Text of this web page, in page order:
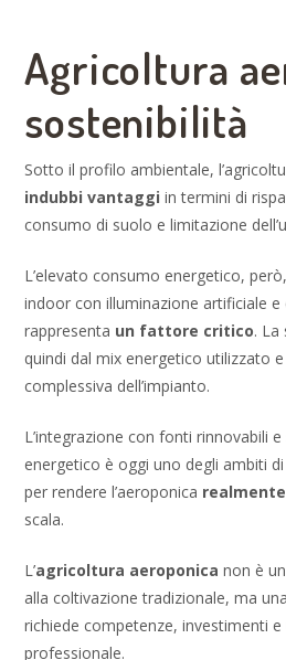
Agricoltura
sostenibilità
Sotto il profilo ambientale,
indubbi vantaggi in termini di
consumo di suolo e limitazione
L’elevato consumo energetico,
indoor con illuminazione artificiale
rappresenta un fattore critico. La
quindi dal mix energetico utilizzato e
complessiva dell’impianto.
L’integrazione con fonti rinnovabili
energetico è oggi uno degli ambiti
per rendere l’aeroponica
scala.
L’agricoltura aeroponica non è
alla coltivazione tradizionale, ma
richiede competenze, investimenti
professionale.